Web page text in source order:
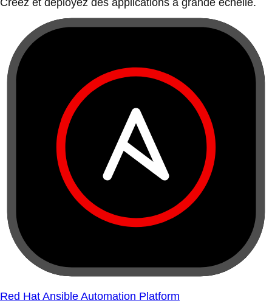
Créez et déployez des applications à grande échelle.
Red Hat Ansible Automation Platform